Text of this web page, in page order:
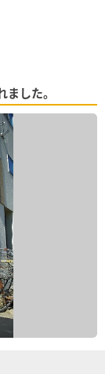
した。